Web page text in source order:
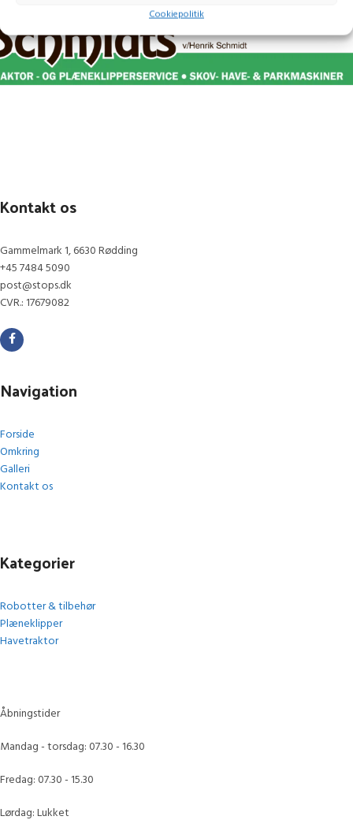
Cookiepolitik
Kontakt os
Gammelmark 1, 6630 Rødding
+45 7484 5090
post@stops.dk
CVR.: 17679082
Navigation
Forside
Omkring
Galleri
Kontakt os
Kategorier
Robotter & tilbehør
Plæneklipper
Havetraktor
Åbningstider
Mandag - torsdag: 07.30 - 16.30
Fredag: 07.30 - 15.30
Lørdag: Lukket